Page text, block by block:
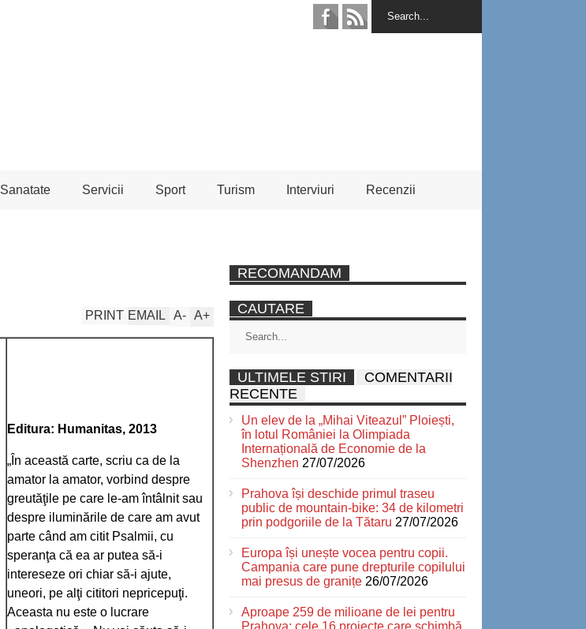
Sanatate Servicii Sport Turism Interviuri Recenzii
A+
A-
EMAIL
PRINT
Editura: Humanitas, 2013
„În această carte, scriu ca de la
amator la amator, vorbind despre
greutăţile pe care le-am întâlnit sau
despre iluminările de care am avut
parte când am citit Psalmii, cu
speranţa că ea ar putea să-i
intereseze ori chiar să-i ajute,
uneori, pe alţi cititori nepricepuţi.
Aceasta nu este o lucrare
RECOMANDAM
CAUTARE
ULTIMELE STIRI
COMENTARII
RECENTE
Un elev de la „Mihai Viteazul” Ploiești,
în lotul României la Olimpiada
Internațională de Economie de la
Shenzhen 27/07/2026
Prahova își deschide primul traseu
public de mountain-bike: 34 de kilometri
prin podgoriile de la Tătaru 27/07/2026
Europa își unește vocea pentru copii.
Campania care pune drepturile copilului
mai presus de granițe 26/07/2026
Aproape 259 de milioane de lei pentru
Prahova: cele 16 proiecte care schimbă